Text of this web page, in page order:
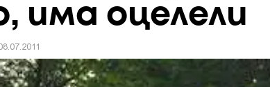
има оцелели